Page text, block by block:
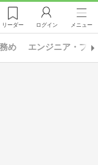
リーダー ログイン メニュー
め エンジニア・プ